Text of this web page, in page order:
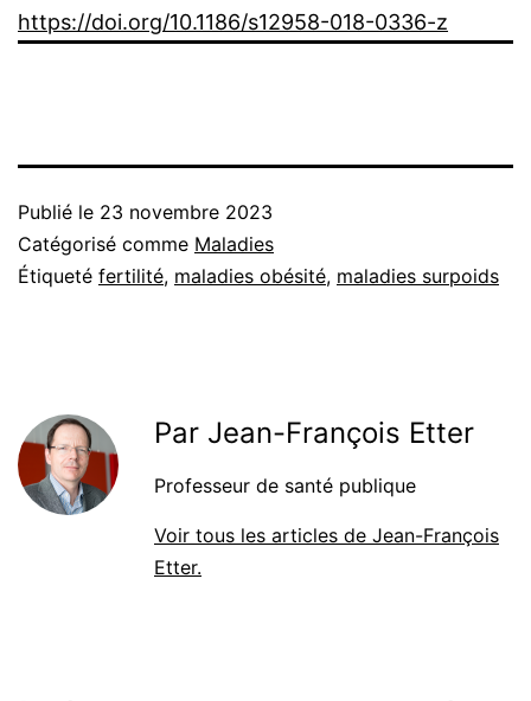
https://doi.org/10.1186/s12958-018-0336-z
Publié le 23 novembre 2023
Catégorisé comme Maladies
Étiqueté fertilité, maladies obésité, maladies surpoids
Par Jean-François Etter
Professeur de santé publique
Voir tous les articles de Jean-François
Etter.